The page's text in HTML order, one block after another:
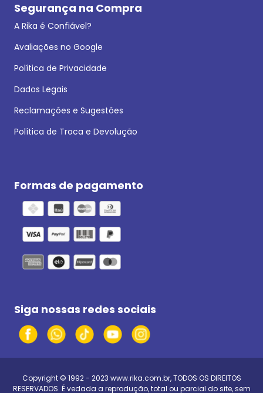
Segurança na Compra
A Rika é Confiável?
Avaliações no Google
Política de Privacidade
Dados Legais
Reclamações e Sugestões
Política de Troca e Devolução
Formas de pagamento
Siga nossas redes sociais
Copyright © 1992 - 2023 www.rika.com.br, TODOS OS DIREITOS
RESERVADOS. É vedada a reprodução, total ou parcial do site, sem